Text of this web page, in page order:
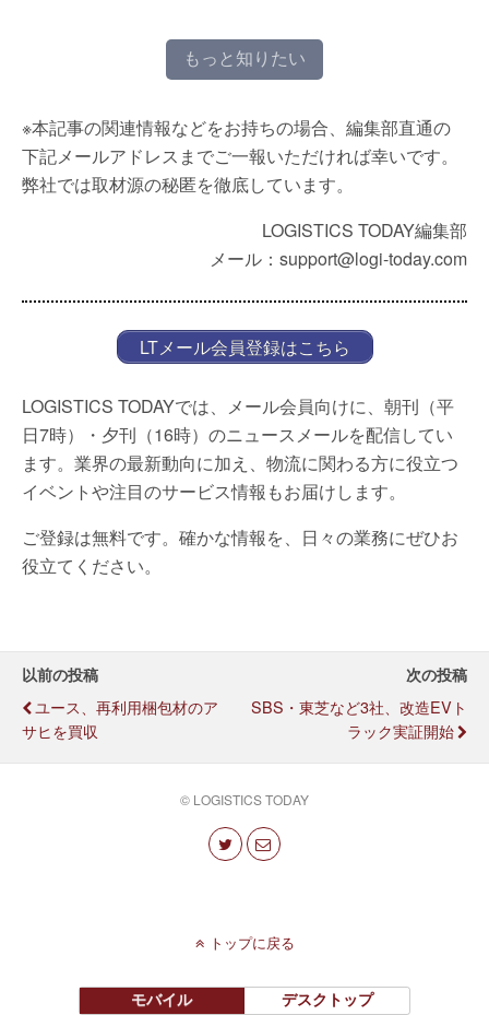
もっと知りたい
※本記事の関連情報などをお持ちの場合、編集部直通の
下記メールアドレスまでご一報いただければ幸いです。
弊社では取材源の秘匿を徹底しています。
LOGISTICS TODAY編集部
メール：support@logi-today.com
LTメール会員登録はこちら
LOGISTICS TODAYでは、メール会員向けに、朝刊（平
日7時）・夕刊（16時）のニュースメールを配信してい
ます。業界の最新動向に加え、物流に関わる方に役立つ
イベントや注目のサービス情報もお届けします。
ご登録は無料です。確かな情報を、日々の業務にぜひお
役立てください。
以前の投稿
ユース、再利用梱包材のア
サヒを買収
次の投稿
SBS・東芝など3社、改造EVト
ラック実証開始
© LOGISTICS TODAY
トップに戻る
モバイル デスクトップ